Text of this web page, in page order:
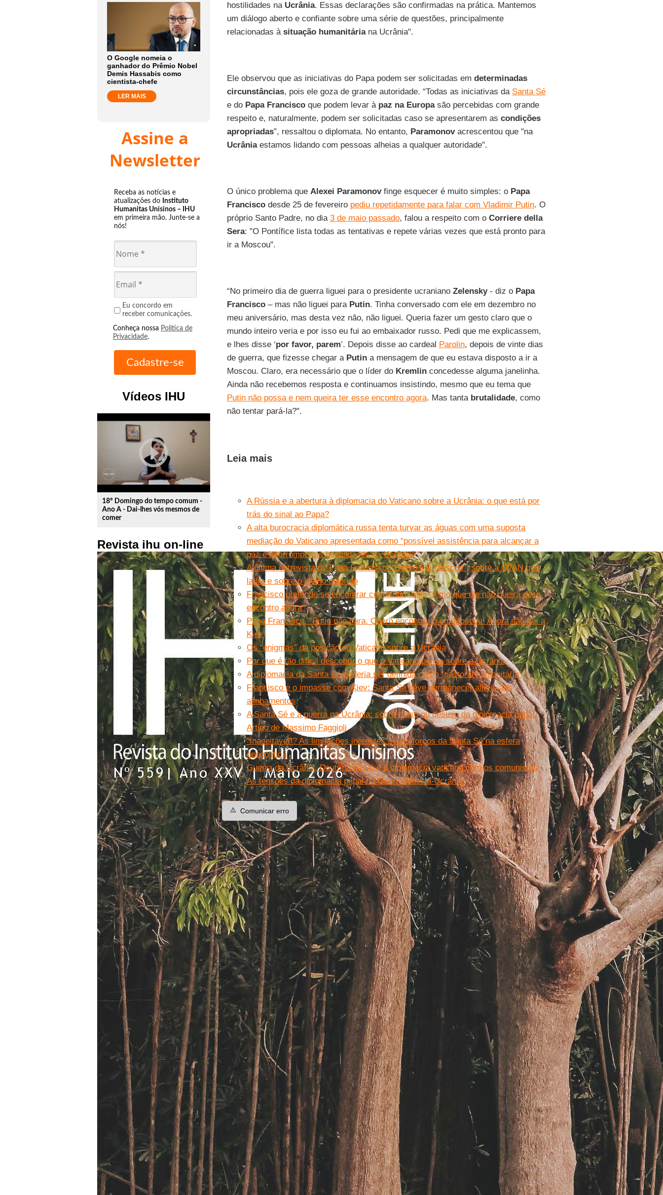
O Google nomeia o
ganhador do Prêmio Nobel
Demis Hassabis como
cientista-chefe
LER MAIS
Assine a
Newsletter
Receba as notícias e
atualizações do Instituto
Humanitas Unisinos – IHU
em primeira mão. Junte-se a
nós!
Eu concordo em
receber comunicações.
Conheça nossa Política de
Privacidade.
Vídeos IHU
play_circle_outline
18º Domingo do tempo comum -
Ano A - Dai-lhes vós mesmos de
comer
Revista ihu on-line
hostilidades na Ucrânia. Essas declarações são confirmadas na prática. Mantemos
um diálogo aberto e confiante sobre uma série de questões, principalmente
relacionadas à situação humanitáriana Ucrânia".
Ele observou que as iniciativas do Papa podem ser solicitadas em determinadas
circunstâncias, pois ele goza de grande autoridade. “Todas as iniciativas da Santa Sé
e do Papa Franciscoque podem levar à paz na Europasão percebidas com grande
respeito e, naturalmente, podem ser solicitadas caso se apresentarem as condições
apropriadas”, ressaltou o diplomata. No entanto, Paramonovacrescentou que "na
Ucrâniaestamos lidando com pessoas alheias a qualquer autoridade".
O único problema que Alexei Paramonovfinge esquecer é muito simples: o Papa
Franciscodesde 25 de fevereiro pediu repetidamente para falar com Vladimir Putin. O
próprio Santo Padre, no dia 3 de maio passado, falou a respeito com o Corriere della
Sera: "O Pontífice lista todas as tentativas e repete várias vezes que está pronto para
ir a Moscou".
“No primeiro dia de guerra liguei para o presidente ucraniano Zelensky- diz o Papa
Francisco– mas não liguei para Putin. Tinha conversado com ele em dezembro no
meu aniversário, mas desta vez não, não liguei. Queria fazer um gesto claro que o
mundo inteiro veria e por isso eu fui ao embaixador russo. Pedi que me explicassem,
e lhes disse ‘por favor, parem’. Depois disse ao cardeal Parolin, depois de vinte dias
de guerra, que fizesse chegar a Putina mensagem de que eu estava disposto a ir a
Moscou. Claro, era necessário que o líder do Kremlinconcedesse alguma janelinha.
Ainda não recebemos resposta e continuamos insistindo, mesmo que eu tema que
Putin não possa e nem queira ter esse encontro agora. Mas tanta brutalidade, como
não tentar pará-la?".
Leia mais
A Rússia e a abertura à diplomacia do Vaticano sobre a Ucrânia: o que está por
trás do sinal ao Papa?
A alta burocracia diplomática russa tenta turvar as águas com uma suposta
mediação do Vaticano apresentada como “possível assistência para alcançar a
paz e interromper as hostilidades na Ucrânia”
A última entrevista do Papa Francisco: “Quero ir a Moscou”, sobre a OTAN que
ladra e sobre o joelho dolorido
Francisco pretende se encontrar com Putin, mas “temo que ele não queira esse
encontro agora”
Papa Francisco. “Putin não para. Quero encontrá-lo em Moscou. Agora não irei a
Kiev”
Os “enigmas” da posição do Vaticano sobre a Ucrânia
Por que é tão difícil descobrir o que o Vaticano pensa sobre a Ucrânia
A diplomacia da Santa Sé poderia ser definida como “pastoral humanitária”
Francisco e o impasse com Kiev: Santa Sé deve permanecer alheia aos
alinhamentos
A Santa Sé e a guerra na Ucrânia: sobre o uso ou desuso da diplomacia papal.
Artigo de Massimo Faggioli
“Inaceitável”? As limitações inerentes aos esforços da Santa Sé na esfera
geopolítica
Guerra da Ucrânia, Doutrina da Fé e a diplomacia vaticana com os comunistas
As tensões da diplomacia papal na Guerra Rússia-Ucrânia
⚠️ Comunicar erro